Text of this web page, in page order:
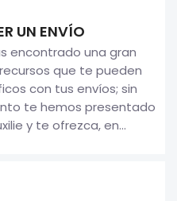
UN ENVÍO
encontrado una gran
que te pueden
con tus envíos; sin
te hemos presentado
y te ofrezca, en...